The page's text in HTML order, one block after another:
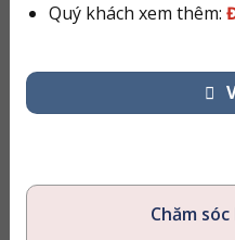
Quý khách xem thêm:
Chăm